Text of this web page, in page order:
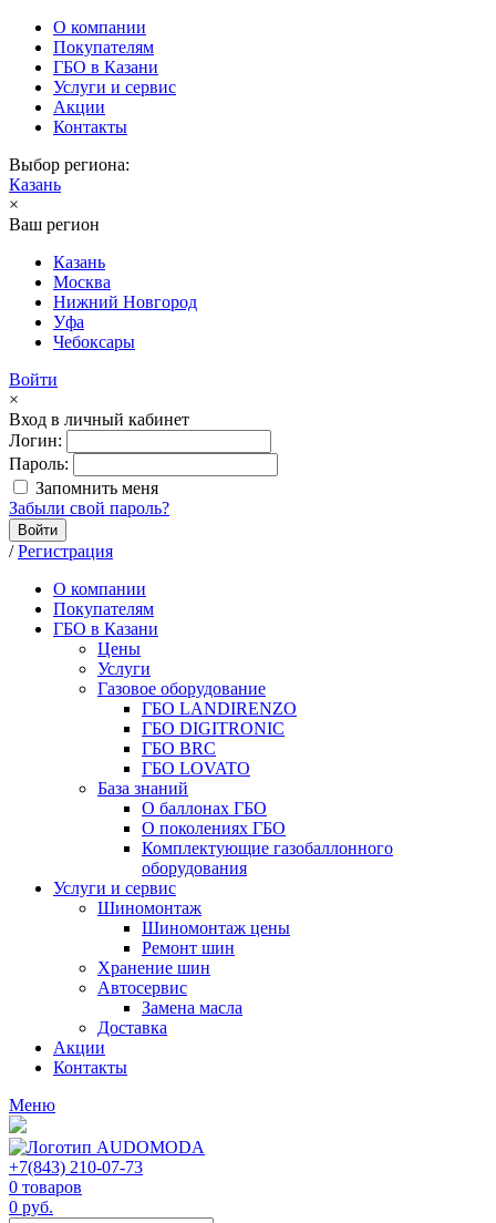
О компании
Покупателям
ГБО в Казани
Услуги и сервис
Акции
Контакты
Выбор региона:
Казань
×
Ваш регион
Казань
Москва
Нижний Новгород
Уфа
Чебоксары
Войти
×
Вход в личный кабинет
Логин:
Пароль:
Запомнить меня
Забыли свой пароль?
Войти
/ Регистрация
О компании
Покупателям
ГБО в Казани
Цены
Услуги
Газовое оборудование
ГБО LANDIRENZO
ГБО DIGITRONIC
ГБО BRC
ГБО LOVATO
База знаний
О баллонах ГБО
О поколениях ГБО
Комплектующие газобаллонного
оборудования
Услуги и сервис
Шиномонтаж
Шиномонтаж цены
Ремонт шин
Хранение шин
Автосервис
Замена масла
Доставка
Акции
Контакты
Меню
+7(843) 210-07-73
0 товаров
0 руб.